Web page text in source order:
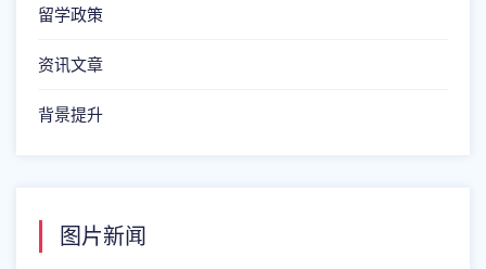
留学政策
资讯文章
背景提升
图片新闻